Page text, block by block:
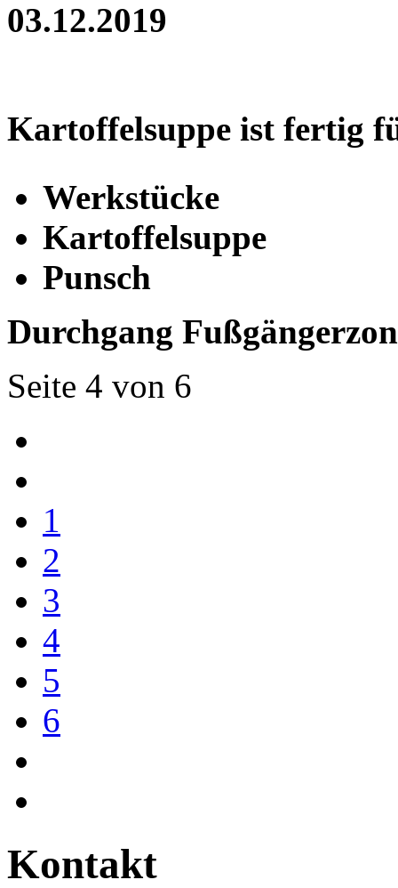
03.12.2019
Kartoffelsuppe ist fertig
Werkstücke
Kartoffelsuppe
Punsch
Durchgang
Seite 4 von 6
1
2
3
4
5
6
Kontakt